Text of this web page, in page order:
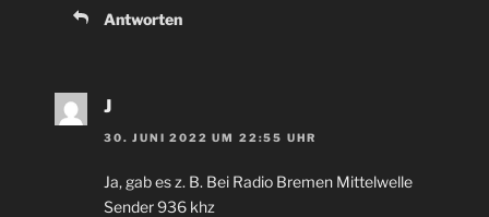
Antworten
J
30. JUNI 2022 UM 22:55 UHR
Ja, gab es z. B. Bei Radio Bremen Mittelwelle
Sender 936 khz